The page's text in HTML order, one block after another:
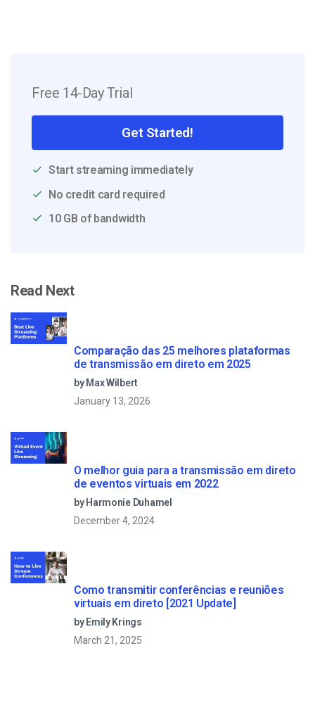
Free 14-Day Trial
Get Started!
Start streaming immediately
No credit card required
10 GB of bandwidth
Read Next
Comparação das 25 melhores plataformas
de transmissão em direto em 2025
by Max Wilbert
January 13, 2026
O melhor guia para a transmissão em direto
de eventos virtuais em 2022
by Harmonie Duhamel
December 4, 2024
Como transmitir conferências e reuniões
virtuais em direto [2021 Update]
by Emily Krings
March 21, 2025